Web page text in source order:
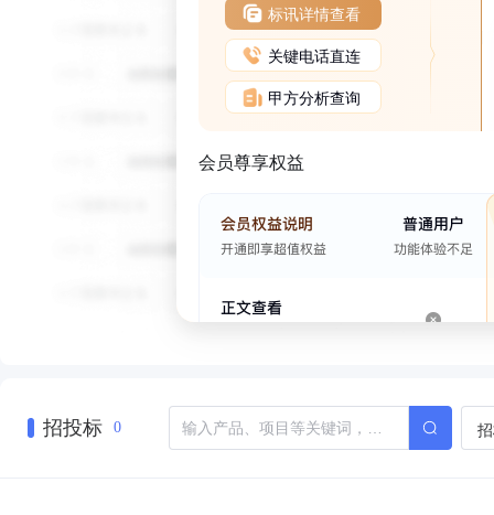
标讯详情查看
关键电话直连
甲方分析查询
会员尊享权益
招投标 0